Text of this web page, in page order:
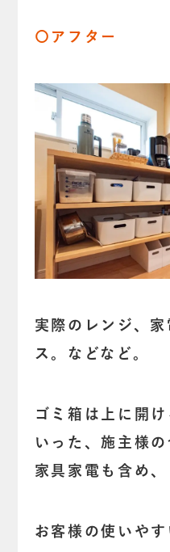
〇アフター
実際のレンジ、
ス。などなど。
ゴミ箱は上に開
いった、施主様
家具家電も含め、
お客様の使いや